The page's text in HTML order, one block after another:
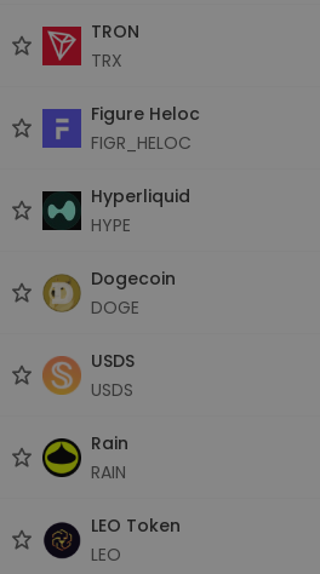
TRON
TRX
Figure Heloc
FIGR_HELOC
Hyperliquid
HYPE
Dogecoin
DOGE
USDS
USDS
Rain
RAIN
LEO Token
LEO